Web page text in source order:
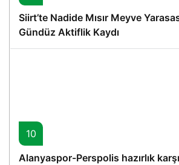
Siirt’te Nadide Mısır Meyve
Gündüz Aktiflik Kaydı
10
Alanyaspor-Perspolis hazırlık